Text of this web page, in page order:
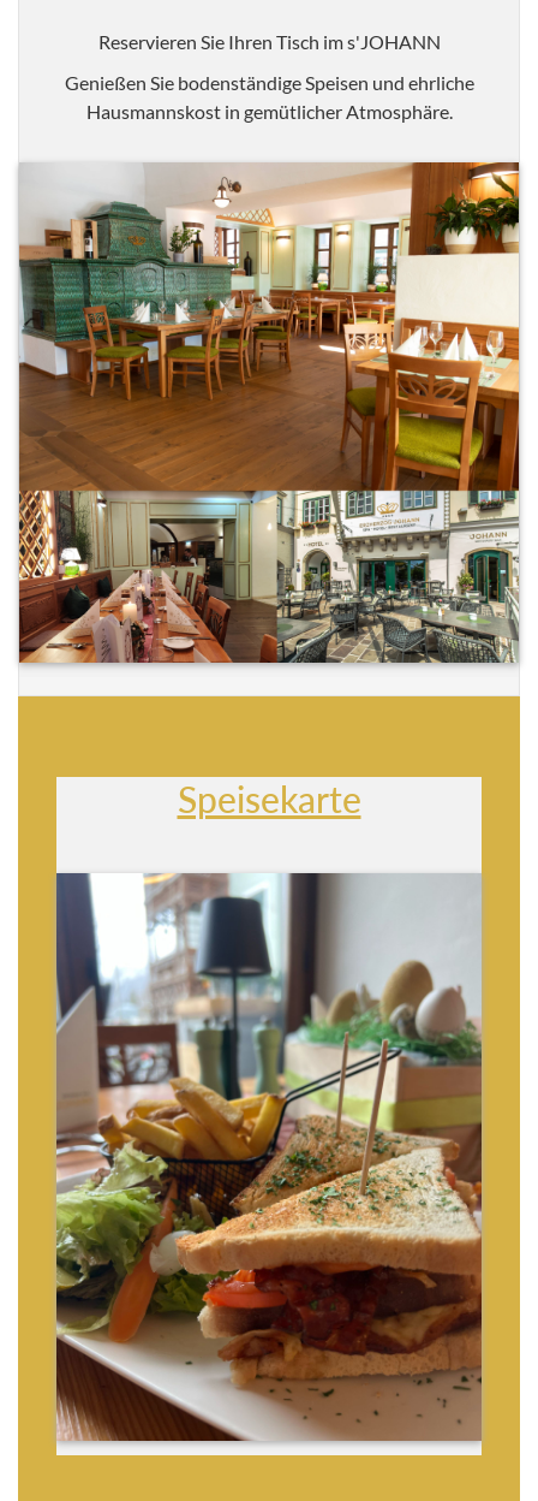
Reservieren Sie Ihren Tisch im s'JOHANN
Genießen Sie bodenständige Speisen und ehrliche
Hausmannskost in gemütlicher Atmosphäre.
Speisekarte